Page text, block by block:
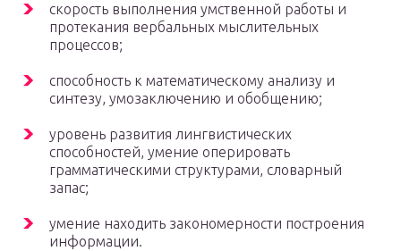
скорость выполнения умственной работы и
протекания вербальных мыслительных
процессов;
способность к математическому анализу и
синтезу, умозаключению и обобщению;
уровень развития лингвистических
способностей, умение оперировать
грамматическими структурами, словарный
запас;
умение находить закономерности построения
информации.